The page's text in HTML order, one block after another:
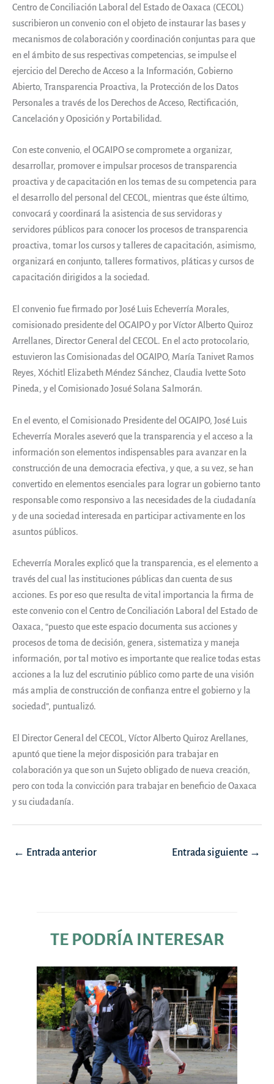
Centro de Conciliación Laboral del Estado de Oaxaca (CECOL)
suscribieron un convenio con el objeto de instaurar las bases y
mecanismos de colaboración y coordinación conjuntas para que
en el ámbito de sus respectivas competencias, se impulse el
ejercicio del Derecho de Acceso a la Información, Gobierno
Abierto, Transparencia Proactiva, la Protección de los Datos
Personales a través de los Derechos de Acceso, Rectificación,
Cancelación y Oposición y Portabilidad.
Con este convenio, el OGAIPO se compromete a organizar,
desarrollar, promover e impulsar procesos de transparencia
proactiva y de capacitación en los temas de su competencia para
el desarrollo del personal del CECOL, mientras que éste último,
convocará y coordinará la asistencia de sus servidoras y
servidores públicos para conocer los procesos de transparencia
proactiva, tomar los cursos y talleres de capacitación, asimismo,
organizará en conjunto, talleres formativos, pláticas y cursos de
capacitación dirigidos a la sociedad.
El convenio fue firmado por José Luis Echeverría Morales,
comisionado presidente del OGAIPO y por Víctor Alberto Quiroz
Arrellanes, Director General del CECOL. En el acto protocolario,
estuvieron las Comisionadas del OGAIPO, María Tanivet Ramos
Reyes, Xóchitl Elizabeth Méndez Sánchez, Claudia Ivette Soto
Pineda, y el Comisionado Josué Solana Salmorán.
En el evento, el Comisionado Presidente del OGAIPO, José Luis
Echeverría Morales aseveró que la transparencia y el acceso a la
información son elementos indispensables para avanzar en la
construcción de una democracia efectiva, y que, a su vez, se han
convertido en elementos esenciales para lograr un gobierno tanto
responsable como responsivo a las necesidades de la ciudadanía
y de una sociedad interesada en participar activamente en los
asuntos públicos.
Echeverría Morales explicó que la transparencia, es el elemento a
través del cual las instituciones públicas dan cuenta de sus
acciones. Es por eso que resulta de vital importancia la firma de
este convenio con el Centro de Conciliación Laboral del Estado de
Oaxaca, “puesto que este espacio documenta sus acciones y
procesos de toma de decisión, genera, sistematiza y maneja
información, por tal motivo es importante que realice todas estas
acciones a la luz del escrutinio público como parte de una visión
más amplia de construcción de confianza entre el gobierno y la
sociedad”, puntualizó.
El Director General del CECOL, Víctor Alberto Quiroz Arellanes,
apuntó que tiene la mejor disposición para trabajar en
colaboración ya que son un Sujeto obligado de nueva creación,
pero con toda la convicción para trabajar en beneficio de Oaxaca
y su ciudadanía.
Navegación
← Entrada anterior Entrada siguiente →
TE PODRÍA INTERESAR